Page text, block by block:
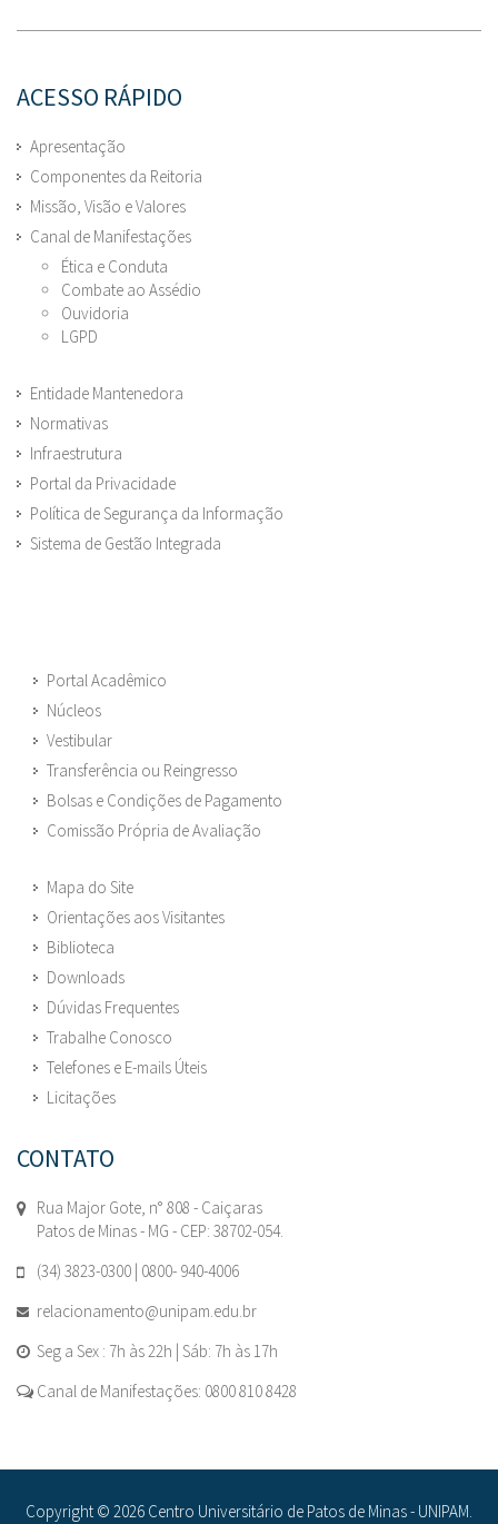
ACESSO RÁPIDO
Apresentação
Componentes da Reitoria
Missão, Visão e Valores
Canal de Manifestações
Ética e Conduta
Combate ao Assédio
Ouvidoria
LGPD
Entidade Mantenedora
Normativas
Infraestrutura
Portal da Privacidade
Política de Segurança da Informação
Sistema de Gestão Integrada
Portal Acadêmico
Núcleos
Vestibular
Transferência ou Reingresso
Bolsas e Condições de Pagamento
Comissão Própria de Avaliação
Mapa do Site
Orientações aos Visitantes
Biblioteca
Downloads
Dúvidas Frequentes
Trabalhe Conosco
Telefones e E-mails Úteis
Licitações
CONTATO
Rua Major Gote, n° 808 - Caiçaras
Patos de Minas - MG - CEP: 38702-054.
(34) 3823-0300 | 0800- 940-4006
relacionamento@unipam.edu.br
Seg a Sex : 7h às 22h | Sáb: 7h às 17h
Canal de Manifestações: 0800 810 8428
Copyright © 2026 Centro Universitário de Patos de Minas - UNIPAM.